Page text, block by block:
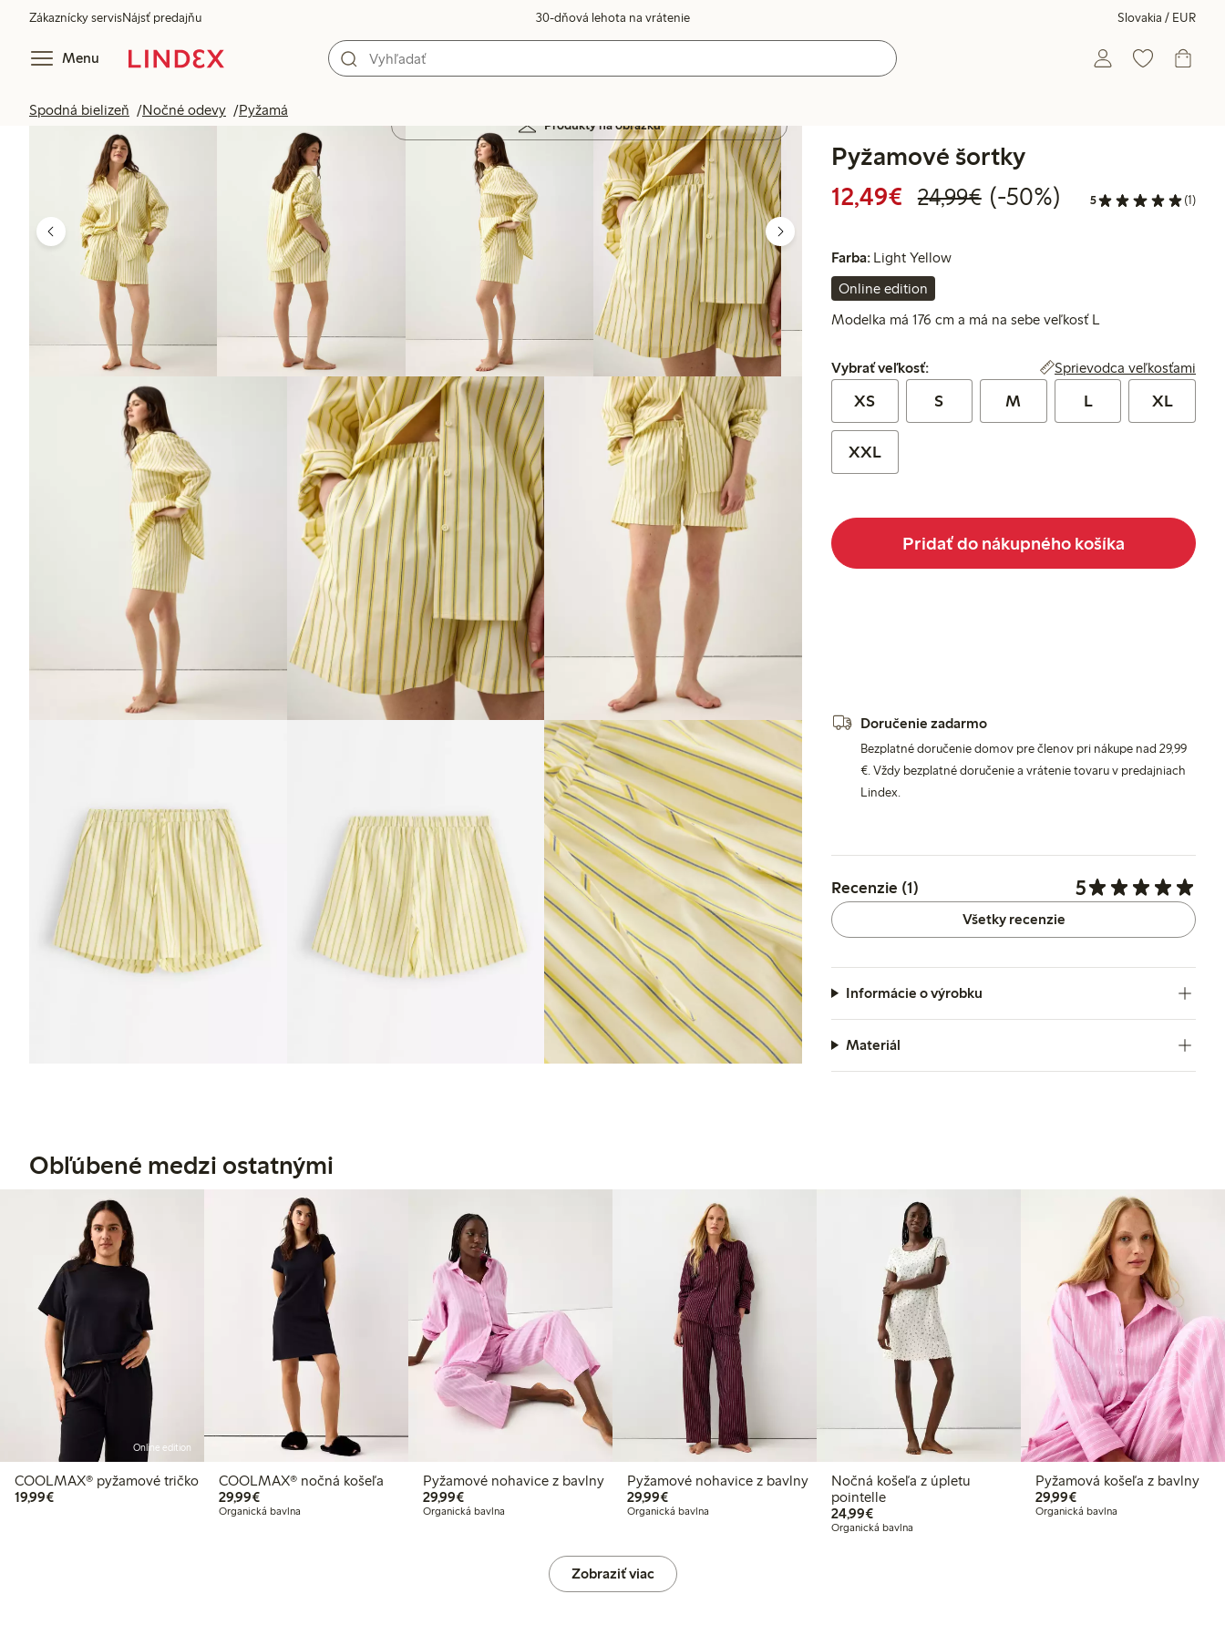
Zákaznícky servisNájsť predajňu 30-dňová lehota na vrátenie Slovakia / EUR
Menu
Spodná bielizeň Nočné odevy Pyžamá
Produkty na obrázku
Pyžamové šortky
12,49€ Zvýhodnená cena: 12,49 €
24,99€Bežná cena: 24,99 €
50% zľava
(-50%) 5 (1)
Farba: Light Yellow
Online edition
Modelka má 176 cm a má na sebe veľkosť L
Vybrať veľkosť:
Vybrať veľkosť: Sprievodca veľkosťami
XS S M L XL
XXL
Pridať do nákupného košíka
Doručenie zadarmo
Bezplatné doručenie domov pre členov pri nákupe nad 29,99
€. Vždy bezplatné doručenie a vrátenie tovaru v predajniach
Lindex.
Recenzie (1) 5
Všetky recenzie
Informácie o výrobku
Materiál
Obľúbené medzi ostatnými
Online edition
COOLMAX® pyžamové tričko
19,99€19,99 €
COOLMAX® nočná košeľa
29,99€29,99 €
Organická bavlna
Pyžamové nohavice z bavlny
29,99€29,99 €
Organická bavlna
Pyžamové nohavice z bavlny
29,99€29,99 €
Organická bavlna
Nočná košeľa z úpletu
pointelle
24,99€24,99 €
Organická bavlna
Pyžamová košeľa z bavlny
29,99€29,99 €
Organická bavlna
Zobraziť viac